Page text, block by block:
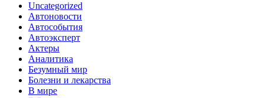
Uncategorized
Автоновости
Автособытия
Автоэксперт
Актеры
Аналитика
Безумный мир
Болезни и лекарства
В мире